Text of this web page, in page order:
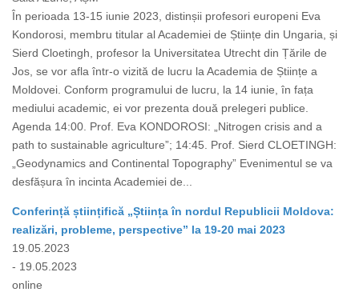
În perioada 13-15 iunie 2023, distinșii profesori europeni Eva
Kondorosi, membru titular al Academiei de Științe din Ungaria, și
Sierd Cloetingh, profesor la Universitatea Utrecht din Țările de
Jos, se vor afla într-o vizită de lucru la Academia de Științe a
Moldovei. Conform programului de lucru, la 14 iunie, în fața
mediului academic, ei vor prezenta două prelegeri publice.
Agenda 14:00. Prof. Eva KONDOROSI: „Nitrogen crisis and a
path to sustainable agriculture”; 14:45. Prof. Sierd CLOETINGH:
„Geodynamics and Continental Topography” Evenimentul se va
desfășura în incinta Academiei de...
Conferință științifică „Știința în nordul Republicii Moldova:
realizări, probleme, perspective” la 19-20 mai 2023
19.05.2023
- 19.05.2023
online